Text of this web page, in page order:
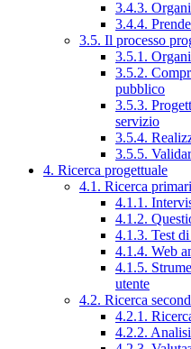
3.4.3.
3.4.4.
3.5. Il processo
3.5.1.
3.5.2.
pubblico
3.5.3.
servizio
3.5.4.
3.5.5.
4. Ricerca progettuale
4.1. Ricerca
4.1.1.
4.1.2.
4.1.3. Test
4.1.4. Web
4.1.5.
utente
4.2. Ricerca
4.2.1.
4.2.2.